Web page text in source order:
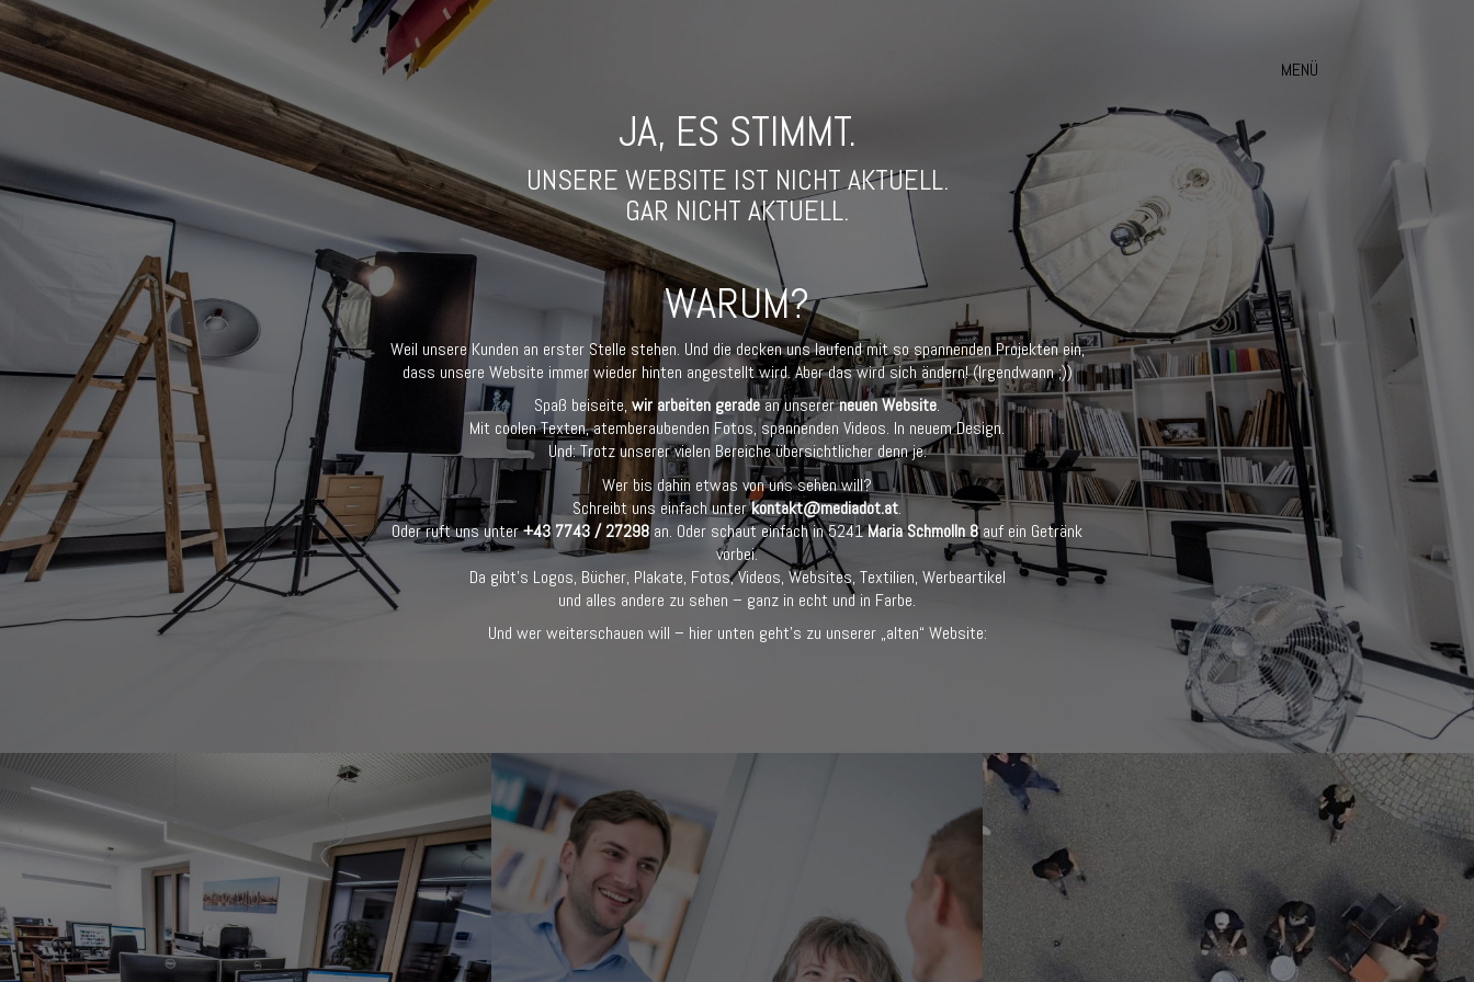
MENÜ
JA, ES STIMMT.
UNSERE WEBSITE IST NICHT AKTUELL.
GAR NICHT AKTUELL.
WARUM?
Weil unsere Kunden an erster Stelle stehen. Und die decken uns laufend mit so spannenden Projekten ein,
dass unsere Website immer wieder hinten angestellt wird. Aber das wird sich ändern! (Irgendwann ;))
Spaß beiseite, wir arbeiten geradean unsererneuen Website.
Mit coolen Texten, atemberaubenden Fotos, spannenden Videos. In neuem Design.
Und: Trotz unserer vielen Bereiche übersichtlicher denn je.
Wer bis dahin etwas von uns sehen will?
Schreibt uns einfach unterkontakt@mediadot.at.
Oder ruft uns unter+43 7743 / 27298an. Oder schaut einfach in 5241Maria Schmolln 8auf ein Getränk
vorbei.
Da gibt’s Logos, Bücher, Plakate, Fotos, Videos, Websites, Textilien, Werbeartikel
und alles andere zu sehen – ganz in echt und in Farbe.
Und wer weiterschauen will – hier unten geht’s zu unserer „alten“ Website:
EINZIGARTIG PERFEKT.